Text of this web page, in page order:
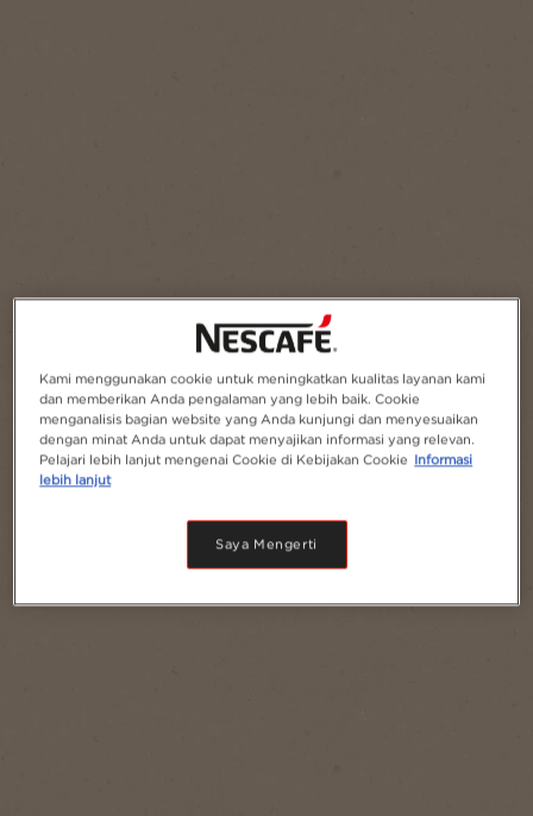
Tambahkan ke Favorit
Kami menggunakan cookie untuk meningkatkan kualitas layanan kami
dan memberikan Anda pengalaman yang lebih baik. Cookie
menganalisis bagian website yang Anda kunjungi dan menyesuaikan
dengan minat Anda untuk dapat menyajikan informasi yang relevan.
Pelajari lebih lanjut mengenai Cookie di Kebijakan Cookie Informasi
lebih lanjut
Saya Mengerti